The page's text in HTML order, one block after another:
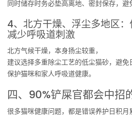
同时储存时务必垫高离地、密封保存，避
4、北方干燥、浮尘多地区：
减少呼吸道刺激
北方气候干燥，本身扬尘较重，
建议选择多重除尘工艺的低尘猫砂，避免
保护猫咪和家人呼吸道健康。
四、90%铲屎官都会中招
很多猫咪健康问题，都是错误养护日积月